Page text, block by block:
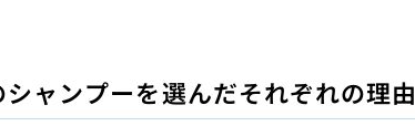
ャンプーを選んだそれぞれの理由